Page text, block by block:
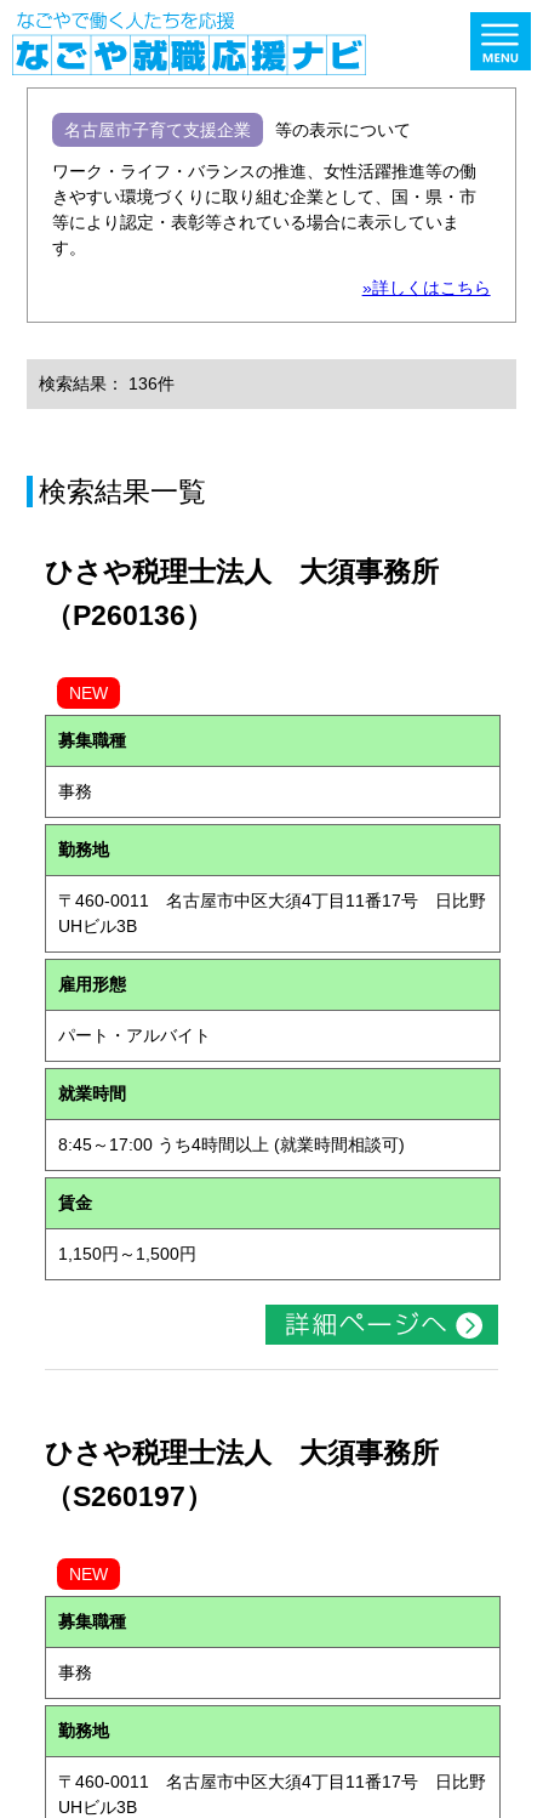
名古屋市子育て支援企業 等の表示について
ワーク・ライフ・バランスの推進、女性活躍推進等の働
きやすい環境づくりに取り組む企業として、国・県・市
等により認定・表彰等されている場合に表示していま
す。
»詳しくはこちら
検索結果： 136件
検索結果一覧
ひさや税理士法人 大須事務所
（P260136）
NEW
募集職種
事務
勤務地
〒460-0011 名古屋市中区大須4丁目11番17号 日比野
UHビル3B
雇用形態
パート・アルバイト
就業時間
8:45～17:00 うち4時間以上 (就業時間相談可)
賃金
1,150円～1,500円
ひさや税理士法人 大須事務所
（S260197）
NEW
募集職種
事務
勤務地
〒460-0011 名古屋市中区大須4丁目11番17号 日比野
UHビル3B